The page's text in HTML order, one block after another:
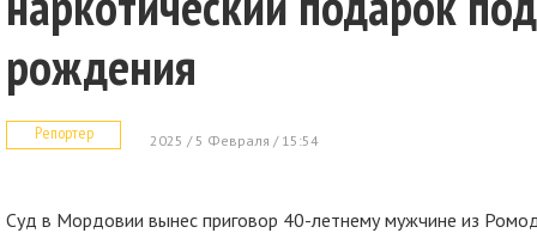
рождения
Репортер 2025 / 5 Февраля / 15:54
Суд в Мордовии вынес приговор 40-летнему мужчине из